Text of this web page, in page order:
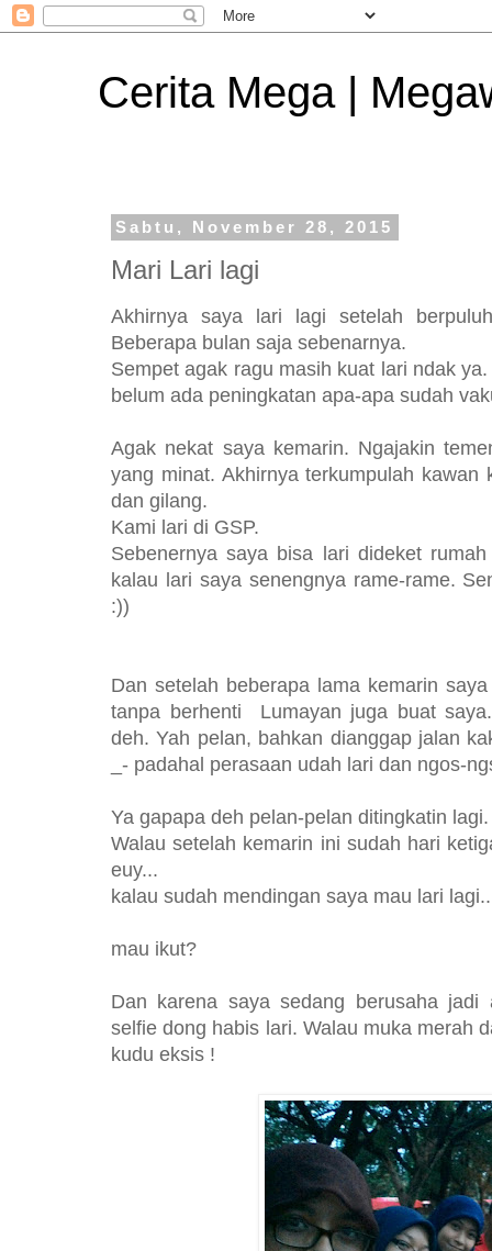
Cerita Mega |
Sabtu, November 28, 2015
Mari Lari lagi
Akhirnya saya lari lagi setelah
Beberapa bulan saja sebenarnya.
Sempet agak ragu masih kuat lari ndak
belum ada peningkatan apa-apa sudah
Agak nekat saya kemarin. Ngajakin
yang minat. Akhirnya terkumpulah
dan gilang.
Kami lari di GSP.
Sebenernya saya bisa lari dideket
kalau lari saya senengnya rame-rame.
:))
Dan setelah beberapa lama kemarin
tanpa berhenti Lumayan juga buat
deh. Yah pelan, bahkan dianggap jalan
_- padahal perasaan udah lari dan ngos-
Ya gapapa deh pelan-pelan ditingkatin
Walau setelah kemarin ini sudah hari
euy...
kalau sudah mendingan saya mau lari lagi..
mau ikut?
Dan karena saya sedang berusaha
selfie dong habis lari. Walau muka merah
kudu eksis !